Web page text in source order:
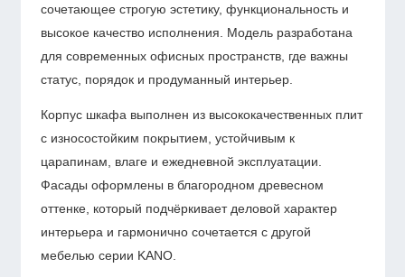
сочетающее строгую эстетику, функциональность и
высокое качество исполнения. Модель разработана
для современных офисных пространств, где важны
статус, порядок и продуманный интерьер.
Корпус шкафа выполнен из высококачественных плит
с износостойким покрытием, устойчивым к
царапинам, влаге и ежедневной эксплуатации.
Фасады оформлены в благородном древесном
оттенке, который подчёркивает деловой характер
интерьера и гармонично сочетается с другой
мебелью серии KANO.